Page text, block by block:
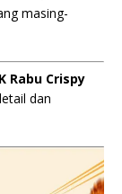
masing-
Rabu Crispy
dan